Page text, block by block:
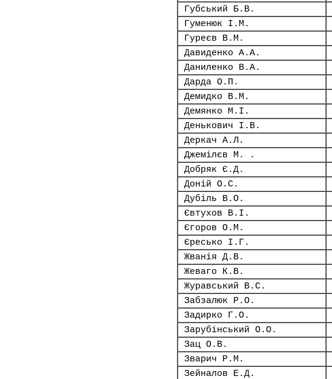
Губський Б.В.
Гуменюк І.М.
Гуреєв В.М.
Давиденко А.А.
Даниленко В.А.
Дарда О.П.
Демидко В.М.
Демянко М.І.
Денькович І.В.
Деркач А.Л.
Джемілєв М. .
Добряк Є.Д.
Доній О.С.
Дубіль В.О.
Євтухов В.І.
Єгоров О.М.
Єресько І.Г.
Жванія Д.В.
Жеваго К.В.
Журавський В.С.
Забзалюк Р.О.
Задирко Г.О.
Зарубінський О.О.
Зац О.В.
Зварич Р.М.
Зейналов Е.Д.